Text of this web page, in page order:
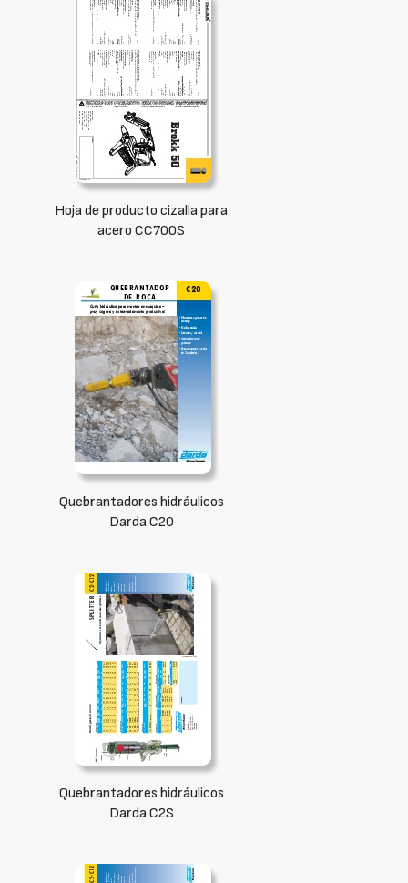
Hoja de producto cizalla para
acero CC700S
Quebrantadores hidráulicos
Darda C20
Quebrantadores hidráulicos
Darda C2S